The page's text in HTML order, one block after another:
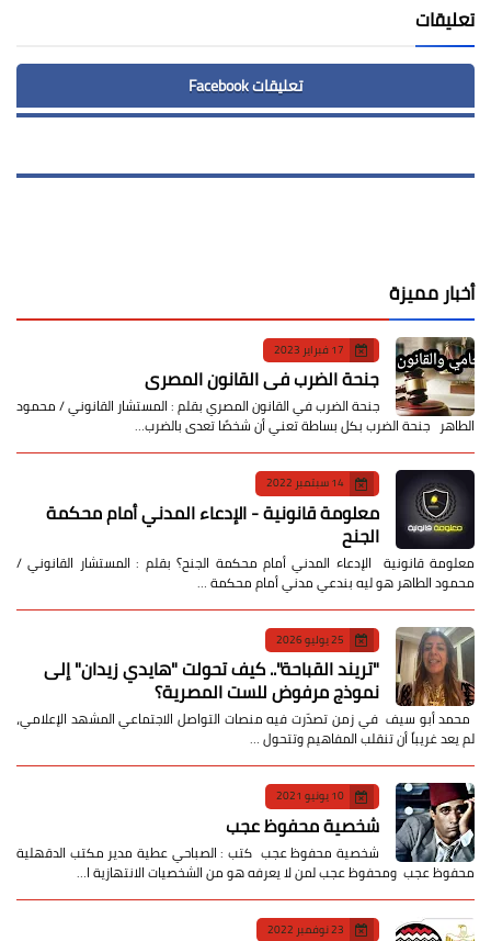
تعليقات
تعليقات Facebook
أخبار مميزة
17 فبراير 2023
جنحة الضرب في القانون المصري
جنحة الضرب في القانون المصري بقلم : المستشار القانوني / محمود
الطاهر جنحة الضرب بكل بساطة تعني أن شخصًا تعدى بالضرب…
14 سبتمبر 2022
معلومة قانونية - الإدعاء المدني أمام محكمة
الجنح
معلومة قانونية الإدعاء المدني أمام محكمة الجنح؟ بقلم : المستشار القانوني /
محمود الطاهر هو ليه بندعي مدني أمام محكمة …
25 يوليو 2026
​"تريند القباحة".. كيف تحولت "هايدي زيدان" إلى
نموذج مرفوض للست المصرية؟
​ محمد أبو سيف ​في زمن تصدّرت فيه منصات التواصل الاجتماعي المشهد الإعلامي،
لم يعد غريباً أن تنقلب المفاهيم وتتحول …
10 يونيو 2021
شخصية محفوظ عجب
شخصية محفوظ عجب كتب : الصباحي عطية مدير مكتب الدقهلية
محفوظ عجب ومحفوظ عجب لمن لا يعرفه هو من الشخصيات الانتهازية ا…
23 نوفمبر 2022